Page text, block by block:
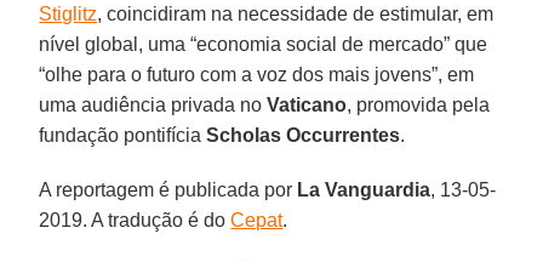
Stiglitz, coincidiram na necessidade de estimular, em
nível global, uma “economia social de mercado” que
“olhe para o futuro com a voz dos mais jovens”, em
uma audiência privada noVaticano, promovida pela
fundação pontifíciaScholas Occurrentes.
A reportagem é publicada por La Vanguardia, 13-05-
2019. A tradução é doCepat.